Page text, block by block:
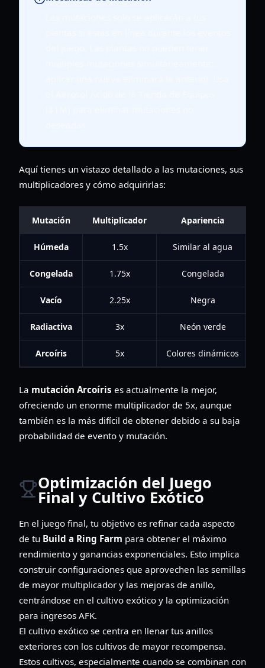
Aquí tienes un vistazo detallado a las mutaciones, sus
multiplicadores y cómo adquirirlas:
Mutación Multiplicador Apariencia
Húmeda 1.5x Similar al agua
Congelada 1.75x Congelada
Vacío 2.25x Negra
Radiactiva 3x Neón verde
Arcoíris 5x Colores dinámicos
La mutación Arcoíris es actualmente la mejor,
ofreciendo un enorme multiplicador de 5x, aunque
también es la más difícil de obtener debido a su baja
probabilidad de evento y mutación.
Optimización del Juego
Final y Cultivo Exótico
En el juego final, tu objetivo es refinar cada aspecto
de tu Build a Ring Farm para obtener el máximo
rendimiento y ganancias exponenciales. Esto implica
construir configuraciones que aprovechen las semillas
de mayor multiplicador y las mejoras de anillo,
centrándose en el cultivo exótico y la optimización
para ingresos AFK.
El cultivo exótico se centra en llenar tus anillos
exteriores con los cultivos de mayor recompensa.
Estos cultivos, especialmente cuando se combinan con